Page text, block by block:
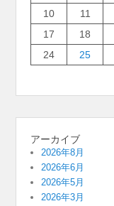
10
11
17
18
24
25
アーカイブ
2026年8月
2026年6月
2026年5月
2026年3月